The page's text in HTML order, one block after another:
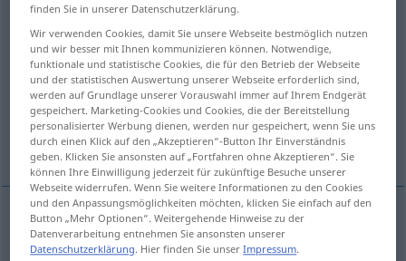
Übersicht aller Übersetzungen
(Für mehr Details die Übersetzung anklicken/antippen)
to turn up one’s nose at sth [sb]
to sneer at sth [sb]
Beispiele
nur indieNase(überetwas[j-n]) rümpfen
finden Sie in unserer Datenschutzerklärung.
Wir verwenden Cookies, damit Sie unsere Webseite bestmöglich nutzen
und wir besser mit Ihnen kommunizieren können. Notwendige,
funktionale und statistische Cookies, die für den Betrieb der Webseite
und der statistischen Auswertung unserer Webseite erforderlich sind,
werden auf Grundlage unserer Vorauswahl immer auf Ihrem Endgerät
gespeichert. Marketing-Cookies und Cookies, die der Bereitstellung
personalisierter Werbung dienen, werden nur gespeichert, wenn Sie uns
durch einen Klick auf den „Akzeptieren“-Button Ihr Einverständnis
geben. Klicken Sie ansonsten auf „Fortfahren ohne Akzeptieren“. Sie
können Ihre Einwilligung jederzeit für zukünftige Besuche unserer
Webseite widerrufen. Wenn Sie weitere Informationen zu den Cookies
und den Anpassungsmöglichkeiten möchten, klicken Sie einfach auf den
Button „Mehr Optionen“. Weitergehende Hinweise zu der
Datenverarbeitung entnehmen Sie ansonsten unserer
Datenschutzerklärung. Hier finden Sie unserImpressum.